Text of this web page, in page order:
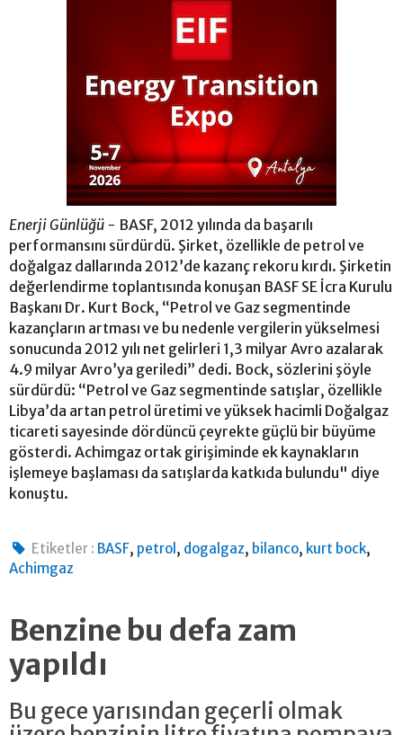
Enerji Günlüğü - BASF, 2012 yılında da başarılı
performansını sürdürdü. Şirket, özellikle de petrol ve
doğalgaz dallarında 2012’de kazanç rekoru kırdı. Şirketin
değerlendirme toplantısında konuşan BASF SE İcra Kurulu
Başkanı Dr. Kurt Bock, “Petrol ve Gaz segmentinde
kazançların artması ve bu nedenle vergilerin yükselmesi
sonucunda 2012 yılı net gelirleri 1,3 milyar Avro azalarak
4.9 milyar Avro’ya geriledi” dedi. Bock, sözlerini şöyle
sürdürdü: “Petrol ve Gaz segmentinde satışlar, özellikle
Libya’da artan petrol üretimi ve yüksek hacimli Doğalgaz
ticareti sayesinde dördüncü çeyrekte güçlü bir büyüme
gösterdi. Achimgaz ortak girişiminde ek kaynakların
işlemeye başlaması da satışlarda katkıda bulundu" diye
konuştu.
Etiketler : BASF, petrol , dogalgaz, bilanco, kurt bock,
Achimgaz
Benzine bu defa zam
yapıldı
Bu gece yarısından geçerli olmak